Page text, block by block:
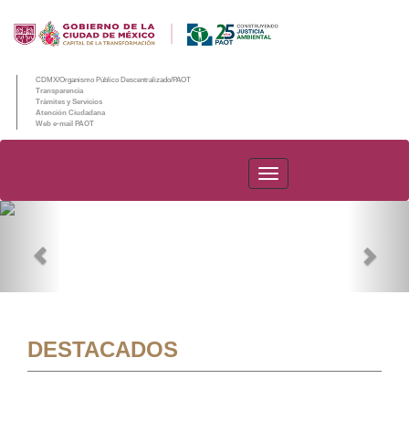
CDMX/Organismo Público Descentralizado/PAOT
Transparencia
Trámites y Servicios
Atención Ciudadana
Web e-mail PAOT
PAOT
DESTACADOS